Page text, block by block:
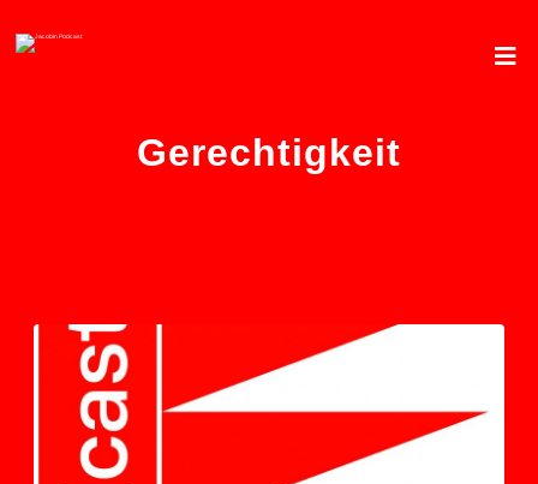
Gerechtigkeit